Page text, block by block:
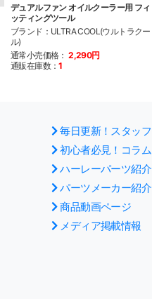
デュアルファン オイルクーラー用 フィ
ッティングツール
ブランド：ULTRA COOL(ウルトラクー
ル)
通常小売価格： 2,290円
通販在庫数：1
毎日更新！スタッ
初心者必見！コラム
ハーレーパーツ紹
パーツメーカー紹
商品動画ページ
メディア掲載情報